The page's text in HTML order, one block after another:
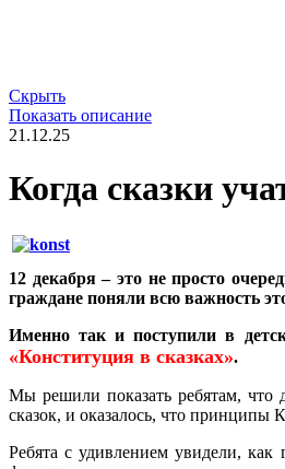
Скрыть
Показать описание
21.12.25
Когда сказки
12 декабря – это не просто
граждане поняли всю важность
Именно так и поступили в
«Конституция в сказках».
Мы решили показать ребятам, что
сказок, и оказалось, что принципы
Ребята с удивлением увидели,